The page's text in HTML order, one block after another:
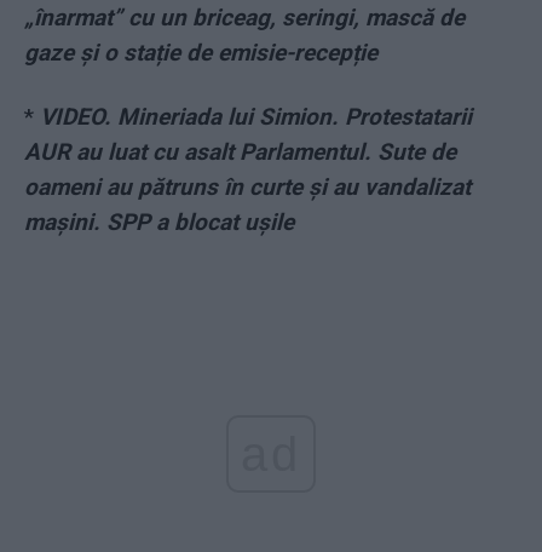
„înarmat” cu un briceag, seringi, mască de
gaze și o stație de emisie-recepție
* VIDEO. Mineriada lui Simion. Protestatarii
AUR au luat cu asalt Parlamentul. Sute de
oameni au pătruns în curte și au vandalizat
mașini. SPP a blocat ușile